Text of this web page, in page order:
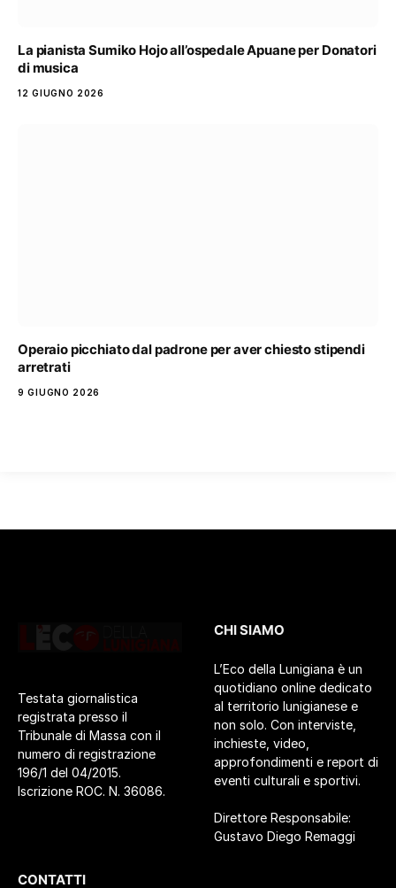
La pianista Sumiko Hojo all’ospedale Apuane per Donatori
di musica
12 GIUGNO 2026
Operaio picchiato dal padrone per aver chiesto stipendi
arretrati
9 GIUGNO 2026
Testata giornalistica
registrata presso il
Tribunale di Massa con il
numero di registrazione
196/1 del 04/2015.
Iscrizione ROC. N. 36086.
CHI SIAMO
L’Eco della Lunigiana è un
quotidiano online dedicato
al territorio lunigianese e
non solo. Con interviste,
inchieste, video,
approfondimenti e report di
eventi culturali e sportivi.
Direttore Responsabile:
Gustavo Diego Remaggi
CONTATTI